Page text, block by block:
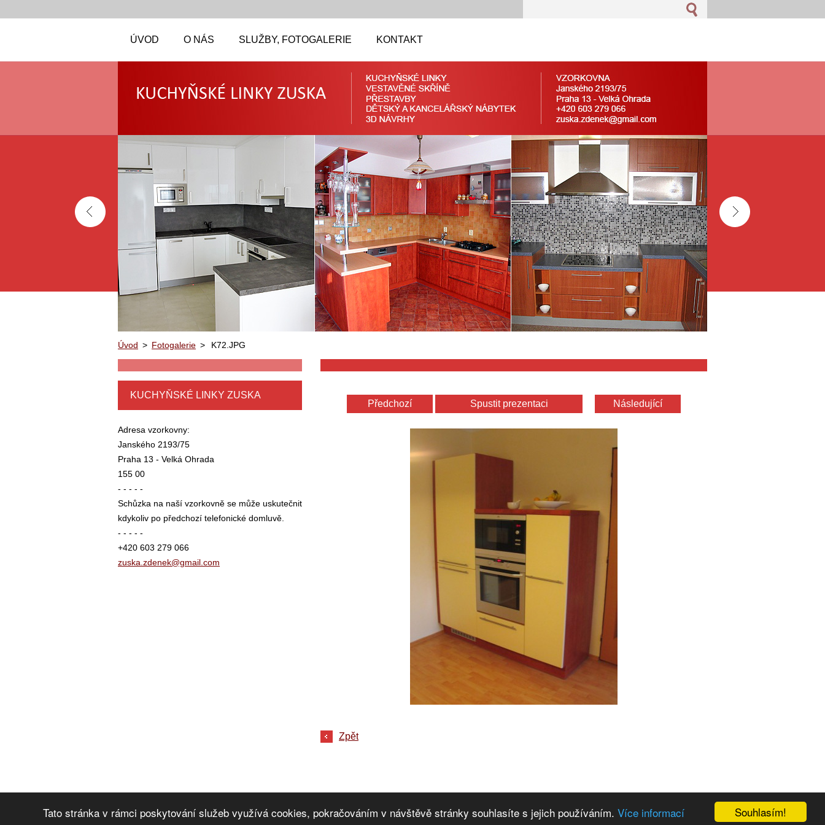
Souhlasím!
Tato stránka v rámci poskytování služeb využívá cookies, pokračováním v návštěvě stránky souhlasíte s jejich používáním. Více informací
ÚVOD O NÁS SLUŽBY, FOTOGALERIE KONTAKT
Úvod > Fotogalerie > K72.JPG
KUCHYŇSKÉ LINKY ZUSKA
Adresa vzorkovny:
Janského 2193/75
Praha 13 - Velká Ohrada
155 00
- - - - -
Schůzka na naší vzorkovně se může uskutečnit
kdykoliv po předchozí telefonické domluvě.
- - - - -
+420 603 279 066
zuska.zdenek@gmail.com
Předchozí Spustit prezentaci Následující
Zpět